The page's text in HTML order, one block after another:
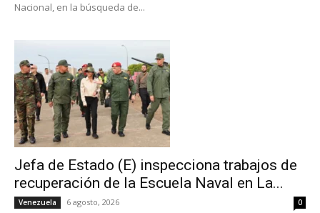
Nacional, en la búsqueda de...
Jefa de Estado (E) inspecciona trabajos de
recuperación de la Escuela Naval en La...
Venezuela 6 agosto, 2026 0